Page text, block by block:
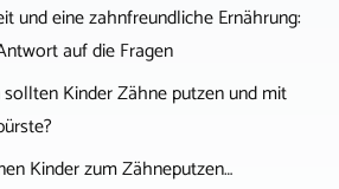
und eine zahnfreundliche Ernährung:
auf die Fragen
Kinder Zähne putzen und mit
zum Zähneputzen…